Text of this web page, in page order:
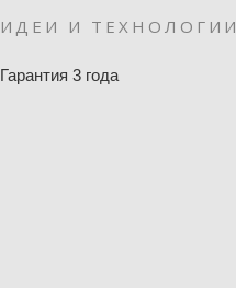
ИДЕИ И ТЕХНОЛОГИИ
Гарантия 3 года